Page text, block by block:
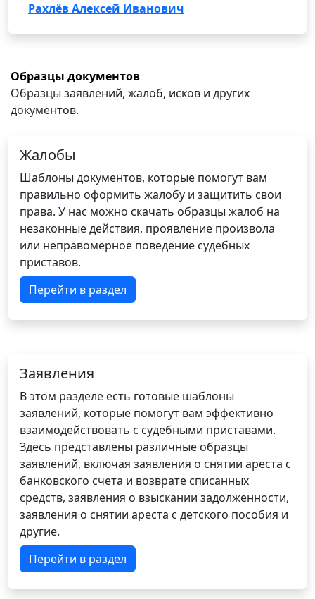
Рахлёв Алексей Иванович
Образцы документов
Образцы заявлений, жалоб, исков и других
документов.
Жалобы
Шаблоны документов, которые помогут вам
правильно оформить жалобу и защитить свои
права. У нас можно скачать образцы жалоб на
незаконные действия, проявление произвола
или неправомерное поведение судебных
приставов.
Перейти в раздел
Заявления
В этом разделе есть готовые шаблоны
заявлений, которые помогут вам эффективно
взаимодействовать с судебными приставами.
Здесь представлены различные образцы
заявлений, включая заявления о снятии ареста с
банковского счета и возврате списанных
средств, заявления о взыскании задолженности,
заявления о снятии ареста с детского пособия и
другие.
Перейти в раздел